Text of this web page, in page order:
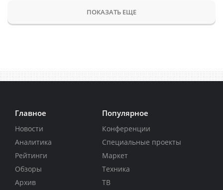
ПОКАЗАТЬ ЕЩЕ
Главное
Новости
Аналитика
Рейтинги
Обзоры
Архив
Популярное
Конференции
Специальные проекты
Маркет
Техника
ТВ